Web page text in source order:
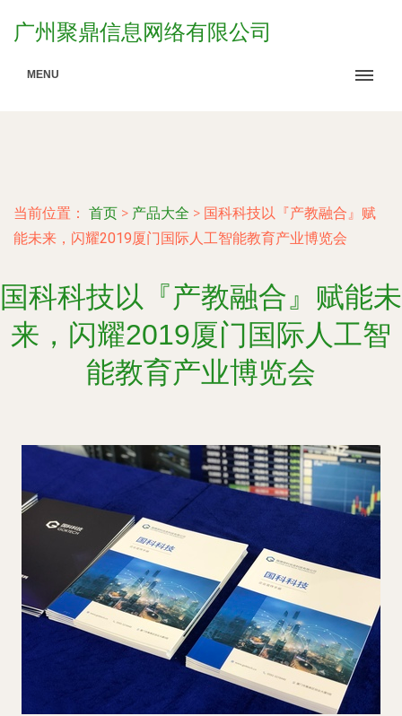
广州聚鼎信息网络有限公司
MENU
当前位置： 首页 > 产品大全 > 国科科技以『产教融合』赋
能未来，闪耀2019厦门国际人工智能教育产业博览会
国科科技以『产教融合』赋能未
来，闪耀2019厦门国际人工智
能教育产业博览会